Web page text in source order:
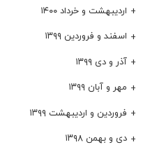
اردیبهشت و خرداد ۱۴۰۰
اسفند و فروردین ۱۳۹۹
آذر و دی ۱۳۹۹
مهر و آبان ۱۳۹۹
فروردین و اردیبهشت ۱۳۹۹
دی و بهمن ۱۳۹۸